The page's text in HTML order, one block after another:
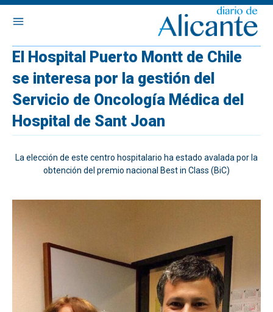
El Hospital Puerto Montt de Chile
se interesa por la gestión del
Servicio de Oncología Médica del
Hospital de Sant Joan
La elección de este centro hospitalario ha estado avalada por la
obtención del premio nacional Best in Class (BiC)